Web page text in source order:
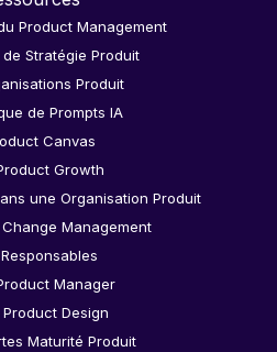
Product Management
Stratégie Produit
Produit
de Prompts IA
Canvas
Growth
une Organisation Produit
Management
Manager
Product Design
Maturité Produit